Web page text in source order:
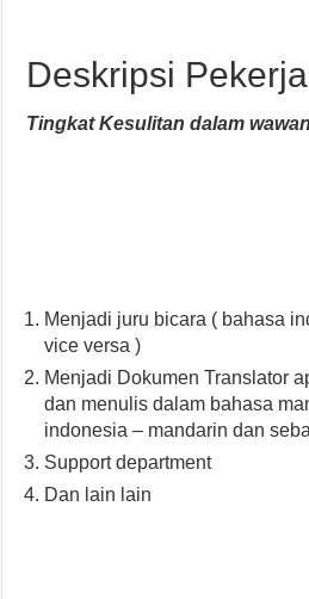
Deskripsi
Tingkat Kesulitan dalam
Menjadi juru bicara ( bahasa
vice versa )
Menjadi Dokumen Translator
dan menulis dalam bahasa
indonesia – mandarin dan
Support department
Dan lain lain